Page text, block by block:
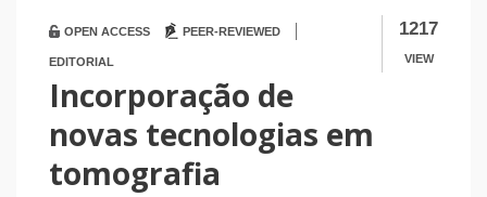
1217
VIEW
OPEN ACCESS PEER-REVIEWED |
EDITORIAL
Incorporação de
novas tecnologias em
tomografia